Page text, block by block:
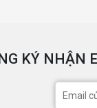
KÝ NHẬN